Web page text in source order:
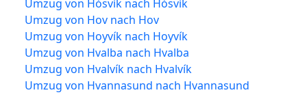
Umzug von Hósvík nach Hósvík
Umzug von Hov nach Hov
Umzug von Hoyvík nach Hoyvík
Umzug von Hvalba nach Hvalba
Umzug von Hvalvík nach Hvalvík
Umzug von Hvannasund nach Hvannasund